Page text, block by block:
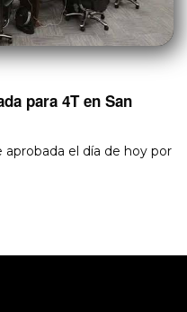
para 4T en San
aprobada el día de hoy por